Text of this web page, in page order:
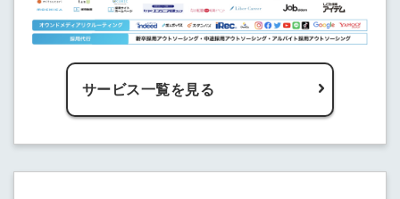
サービス一覧を見る